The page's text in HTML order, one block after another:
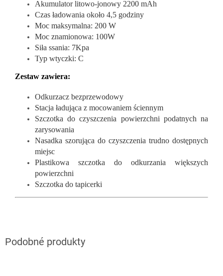
Akumulator litowo-jonowy 2200 mAh
Czas ładowania około 4,5 godziny
Moc maksymalna: 200 W
Moc znamionowa: 100W
Siła ssania: 7Kpa
Typ wtyczki: C
Zestaw zawiera:
Odkurzacz bezprzewodowy
Stacja ładująca z mocowaniem ściennym
Szczotka do czyszczenia powierzchni podatnych na
zarysowania
Nasadka szorująca do czyszczenia trudno dostępnych
miejsc
Plastikowa szczotka do odkurzania większych
powierzchni
Szczotka do tapicerki